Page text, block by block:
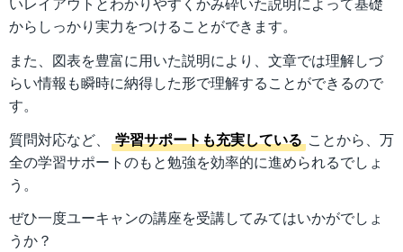
からしっかり実力をつけることができます。
また、図表を豊富に用いた説明により、文章では理解しづ
らい情報も瞬時に納得した形で理解することができるので
す。
質問対応など、
学習サポートも充実している ことから、万
全の学習サポートのもと勉強を効率的に進められるでしょ
う。
ぜひ一度ユーキャンの講座を受講してみてはいかがでしょ
うか？